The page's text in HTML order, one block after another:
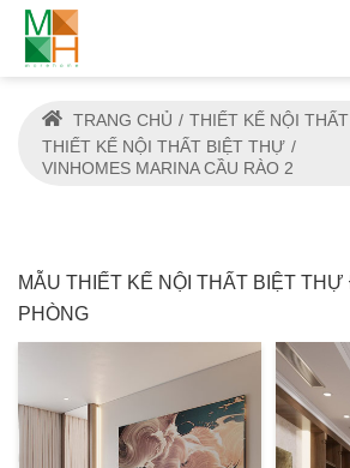
TRANG CHỦ
THIẾT KẾ NỘI THẤT
THIẾT KẾ NỘI THẤT BIỆT THỰ
VINHOMES MARINA CẦU RÀO 2
MẪU THIẾT KẾ NỘI THẤT BIỆT THỰ
PHÒNG